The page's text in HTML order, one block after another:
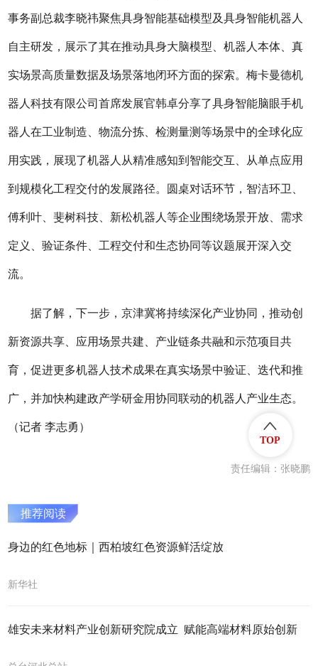
事务副总裁李晓祎聚焦具身智能基础模型及具身智能机器人
自主研发，展示了其在推动具身大脑模型、机器人本体、真
实场景高质量数据及场景落地闭环方面的探索。梅卡曼德机
器人科技有限公司首席发展官韩卓分享了具身智能脑眼手机
器人在工业制造、物流分拣、检测量测等场景中的全球化应
用实践，展现了机器人从精准感知到智能交互、从单点应用
到规模化工程交付的发展路径。圆桌对话环节，智洁环卫、
傅利叶、斐树科技、新松机器人等企业围绕场景开放、需求
定义、验证条件、工程交付和生态协同等议题展开深入交
流。
据了解，下一步，京津冀将持续深化产业协同，推动创
新资源共享、应用场景共建、产业链条共融和示范项目共
育，促进更多机器人技术成果在真实场景中验证、迭代和推
广，并加快构建政产学研金用协同联动的机器人产业生态。
（记者 李志勇）
责任编辑：张晓鹏
推荐阅读
身边的红色地标｜西柏坡红色资源鲜活绽放
新华社
雄安未来材料产业创新研究院成立 赋能高端材料原始创新
TOP